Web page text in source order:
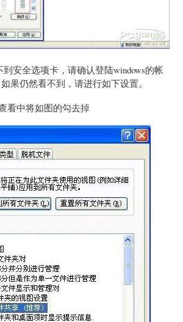
安全选项卡，请确认登陆windows的帐
果仍然看不到，请进行如下设置。
看中将如图的勾去掉